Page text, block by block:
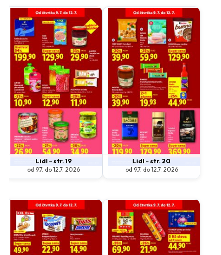
Lidl - str. 19
od 9.7. do 12.7. 2026
Lidl - str. 20
od 9.7. do 12.7. 2026